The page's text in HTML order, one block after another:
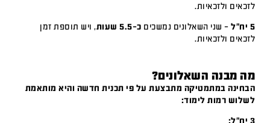
לזכאים ולזכאיות.
5 יח"ל – שני השאלונים נמשכים כ-5.5 שעות
, ויש תוספת זמן
לזכאים ולזכאיות.
מה מבנה השאלונים?
הבחינה במתמטיקה מתבצעת על פי תכנית חדשה והיא מותאמת
לשלוש רמות לימוד:
3 יח”ל: